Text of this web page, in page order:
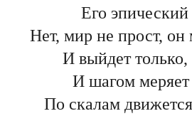
Его эпический
Нет, мир не прост, он
И выйдет только,
И шагом меряет
По скалам